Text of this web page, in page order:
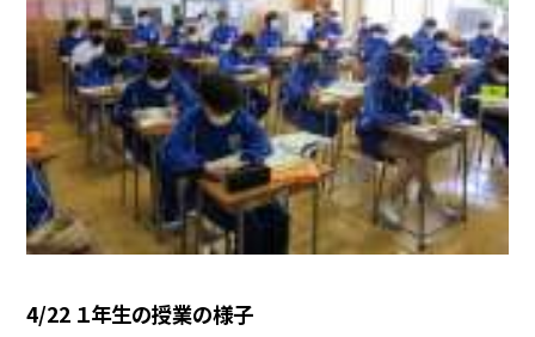
4/22 １年生の授業の様子